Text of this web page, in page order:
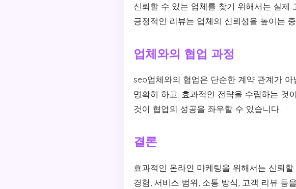
신뢰할 수 있는 업체를 찾기 위해서는 실제
긍정적인 리뷰는 업체의 신뢰성을 높이는
업체와의 협업 과정
seo업체와의 협업은 단순한 계약 관계가
명확히 하고, 효과적인 전략을 수립하는 것
것이 협업의 성공을 좌우할 수 있습니다.
결론
효과적인 온라인 마케팅을 위해서는 신뢰할
경험, 서비스 범위, 소통 방식, 고객 리뷰 등